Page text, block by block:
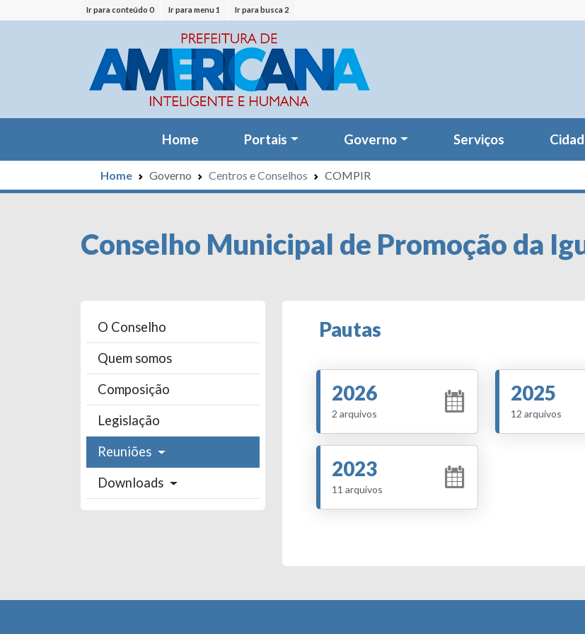
Ir para conteúdo 0 Ir para menu 1 Ir para busca 2
Home Portais Governo Serviços
Home Governo Centros e Conselhos COMPIR
Conselho Municipal de Promoção da
O Conselho
Quem somos
Composição
Legislação
Reuniões
Downloads
Pautas
2026
2 arquivos
2025
12 arquivos
2023
11 arquivos